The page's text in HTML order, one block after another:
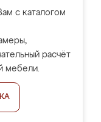
с каталогом
расчёт
мебели.